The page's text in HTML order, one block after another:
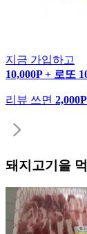
지금 가입하고
10,000P + 로또
리뷰 쓰면 2,000P
돼지고기 을